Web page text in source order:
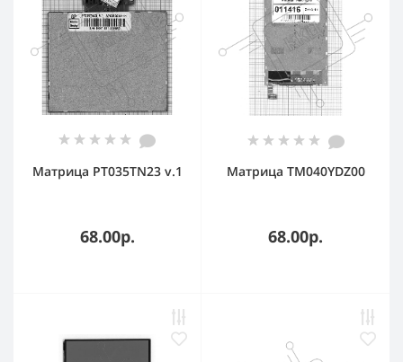
Матрица PT035TN23 v.1
68.00р.
Матрица TM040YDZ00
68.00р.